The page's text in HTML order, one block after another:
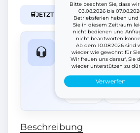
Bitte beachten Sie, dass
03.08.2026 bis
Betriebsferien haben und
Sie in diesem Zeitraum
nicht bedienen und
nicht beantworten
Ab dem 10.08.2026 sind
wieder wie gewohnt für Sie
Wir freuen uns darauf, Sie
wieder unterstützen zu
Verwerfen
🛒JETZT IM B2B SHOP KAUFEN
Fragen zum
Wir helfen schnell
Frage
Beschreibung